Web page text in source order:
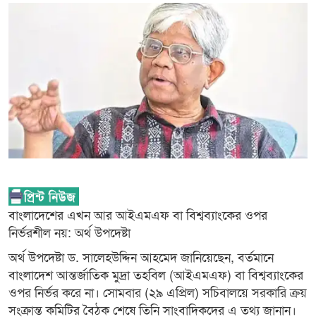
বাংলাদেশের এখন আর আইএমএফ বা বিশ্বব্যাংকের ওপর
নির্ভরশীল নয়: অর্থ উপদেষ্টা
অর্থ উপদেষ্টা ড. সালেহউদ্দিন আহমেদ জানিয়েছেন, বর্তমানে
বাংলাদেশ আন্তর্জাতিক মুদ্রা তহবিল (আইএমএফ) বা বিশ্বব্যাংকের
ওপর নির্ভর করে না। সোমবার (২৯ এপ্রিল) সচিবালয়ে সরকারি ক্রয়
সংক্রান্ত কমিটির বৈঠক শেষে তিনি সাংবাদিকদের এ তথ্য জানান।